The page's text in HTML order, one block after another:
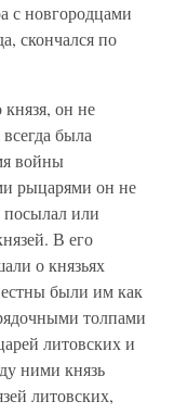
с новгородцами
скончался по
князя, он не
была
войны
рыцарями он не
посылал или
В его
о князьях
были им как
толпами
литовских и
ними князь
литовских,